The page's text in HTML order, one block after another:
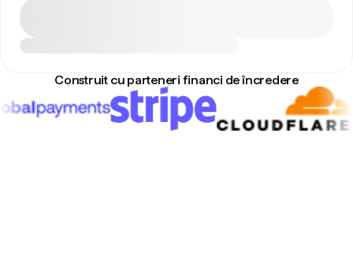
Construit cu parteneri financi de încredere